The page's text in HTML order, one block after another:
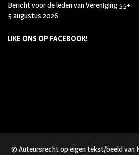
Bericht voor de leden van Vereniging 55+
5 augustus 2026
LIKE ONS OP FACEBOOK!
© Auteursrecht op eigen tekst/beeld van